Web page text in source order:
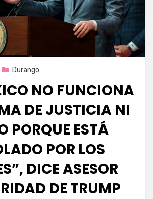
Durango
NO FUNCIONA
DE JUSTICIA NI
PORQUE ESTÁ
POR LOS
DICE ASESOR
DE TRUMP